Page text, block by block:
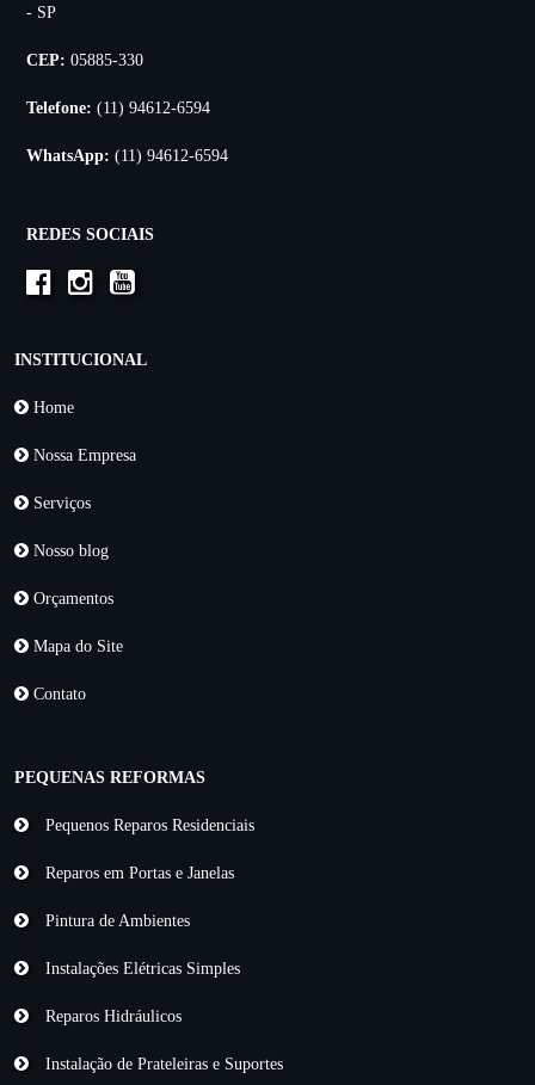
- SP
CEP: 05885-330
Telefone: (11) 94612-6594
WhatsApp: (11) 94612-6594
REDES SOCIAIS
INSTITUCIONAL
Home
Nossa Empresa
Serviços
Nosso blog
Orçamentos
Mapa do Site
Contato
PEQUENAS REFORMAS
Pequenos Reparos Residenciais
Reparos em Portas e Janelas
Pintura de Ambientes
Instalações Elétricas Simples
Reparos Hidráulicos
Instalação de Prateleiras e Suportes